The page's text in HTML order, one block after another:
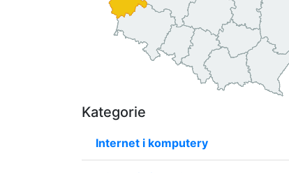
Kategorie
Internet i komputery